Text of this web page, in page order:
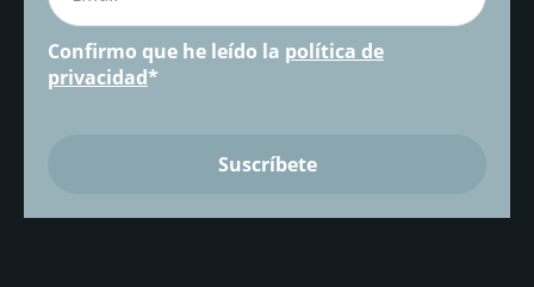
Confirmo que he leído la política de
privacidad*